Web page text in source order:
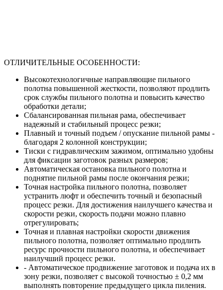
ОТЛИЧИТЕЛЬНЫЕ ОСОБЕННОСТИ:
Высокотехнологичные направляющие пильного
полотна повышенной жесткости, позволяют продлить
срок службы пильного полотна и повысить качество
обработки детали;
Сбалансированная пильная рама, обеспечивает
надежный и стабильный процесс резки;
Плавный и точный подъем / опускание пильной рамы -
благодаря 2 колонной конструкции;
Тиски с гидравлическим зажимом, оптимально удобны
для фиксации заготовок разных размеров;
Автоматическая остановка пильного полотна и
поднятие пильной рамы после окончания резки;
Точная настройка пильного полотна, позволяет
устранить люфт и обеспечить точный и безопасный
процесс резки. Для достижения наилучшего качества и
скорости резки, скорость подачи можно плавно
отрегулировать;
Точная и плавная настройки скорости движения
пильного полотна, позволяет оптимально продлить
ресурс прочности пильного полотна, и обеспечивает
наилучший процесс резки.
- Автоматическое продвижение заготовок и подача их в
зону резки, позволяет с высокой точностью ± 0,2 мм
выполнять повторение предыдущего цикла пиления.